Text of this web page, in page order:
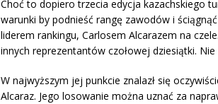
Choć to dopiero trzecia edycja kazachskiego
warunki by podnieść rangę zawodów i
liderem rankingu, Carlosem Alcarazem na
innych reprezentantów czołowej dziesiątki.
W najwyższym jej punkcie znalazł się
Alcaraz. Jego losowanie można uznać za